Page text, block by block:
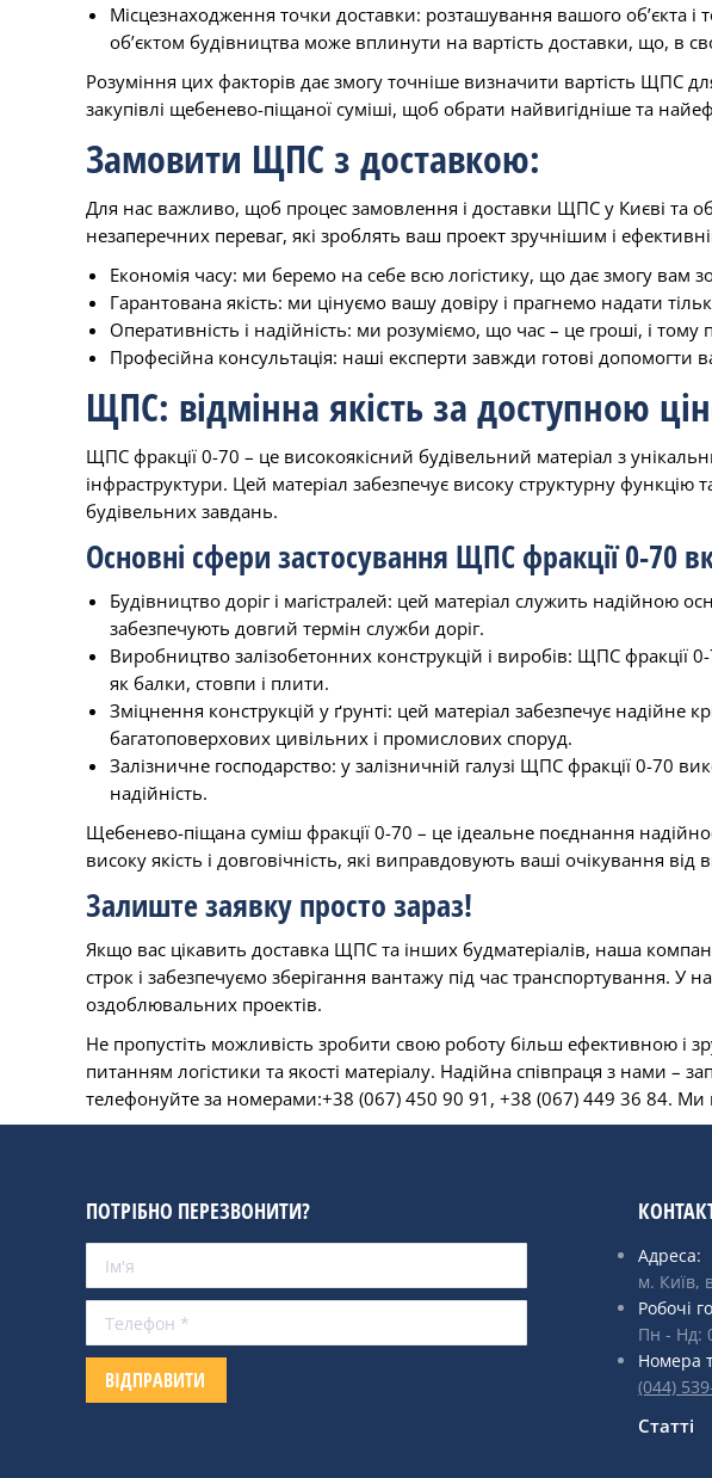
Місцезнаходження точки доставки: розташування вашого об’єкта
об’єктом будівництва може вплинути на вартість доставки, що, в
Розуміння цих факторів дає змогу точніше визначити вартість ЩПС
закупівлі щебенево-піщаної суміші, щоб обрати найвигідніше та
Замовити ЩПС з доставкою:
Для нас важливо, щоб процес замовлення і доставки ЩПС у Києві та
незаперечних переваг, які зроблять ваш проект зручнішим і
Економія часу: ми беремо на себе всю логістику, що дає змогу вам
Гарантована якість: ми цінуємо вашу довіру і прагнемо надати
Оперативність і надійність: ми розуміємо, що час – це гроші, і
Професійна консультація: наші експерти завжди готові
ЩПС: відмінна якість за доступною
ЩПС фракції 0-70 – це високоякісний будівельний матеріал з
інфраструктури. Цей матеріал забезпечує високу структурну
будівельних завдань.
Основні сфери застосування ЩПС фракції 0-70
Будівництво доріг і магістралей: цей матеріал служить надійною
забезпечують довгий термін служби доріг.
Виробництво залізобетонних конструкцій і виробів: ЩПС фракції
як балки, стовпи і плити.
Зміцнення конструкцій у ґрунті: цей матеріал забезпечує надійне
багатоповерхових цивільних і промислових споруд.
Залізничне господарство: у залізничній галузі ЩПС фракції 0-70
надійність.
Щебенево-піщана суміш фракції 0-70 – це ідеальне поєднання
високу якість і довговічність, які виправдовують ваші очікування від
Залиште заявку просто зараз!
Якщо вас цікавить доставка ЩПС та інших будматеріалів, наша
строк і забезпечуємо зберігання вантажу під час транспортування. У
оздоблювальних проектів.
Не пропустіть можливість зробити свою роботу більш ефективною і
питанням логістики та якості матеріалу. Надійна співпраця з нами –
телефонуйте за номерами:+38 (067) 450 90 91, +38 (067) 449 36 84. Ми
ПОТРІБНО ПЕРЕЗВОНИТИ?
Адреса:
м. Київ,
Робочі
Пн - Нд:
Номера
(044)
Статті